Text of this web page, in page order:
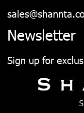
Newsletter
Sign up for